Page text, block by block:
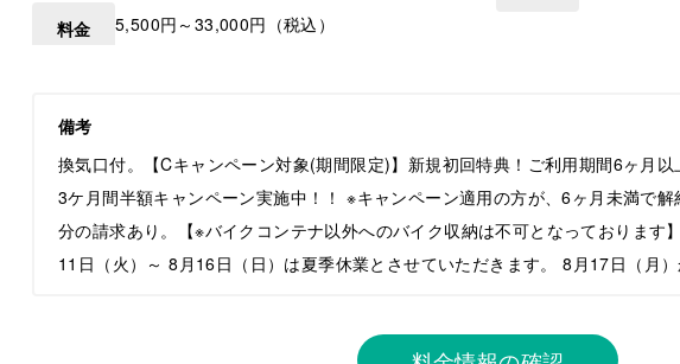
料金 5,500円～33,000円（税込）
備考
換気口付。【Cキャンペーン対象(期間限定)】新規初回特典！ご利用期間6ヶ月
3ケ月間半額キャンペーン実施中！！ ※キャンペーン適用の方が、6ヶ月未満で
分の請求あり。【※バイクコンテナ以外へのバイク収納は不可となっております
11日（火）～ 8月16日（日）は夏季休業とさせていただきます。 8月17日（月）